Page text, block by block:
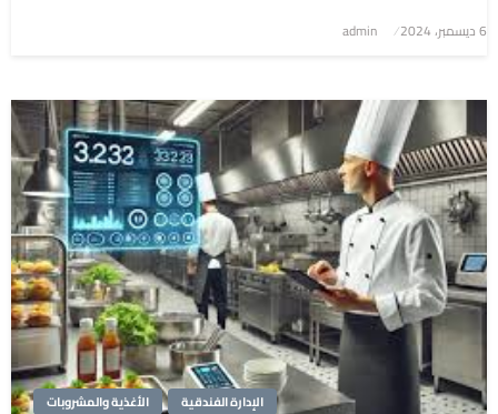
نُشر
6 ديسمبر، 2024 admin
الأغذية والمشروبات الإدارة الفندقية